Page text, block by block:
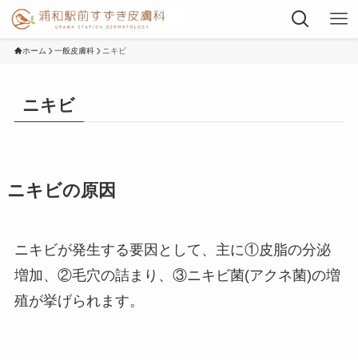
ホーム 一般皮膚科 ニキビ
ニキビ
ニキビの原因
ニキビが発生する要因として、主に①皮脂の分泌
増加、②毛穴の詰まり、③ニキビ菌(アクネ菌)の増
殖が挙げられます。